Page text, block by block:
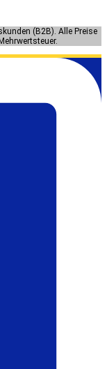
(B2B). Alle Preise